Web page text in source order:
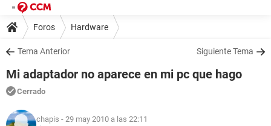
Foros Hardware
Tema Anterior Siguiente Tema
Mi adaptador no aparece en mi pc que hago
Cerrado
chapis - 29 may 2010 a las 22:11